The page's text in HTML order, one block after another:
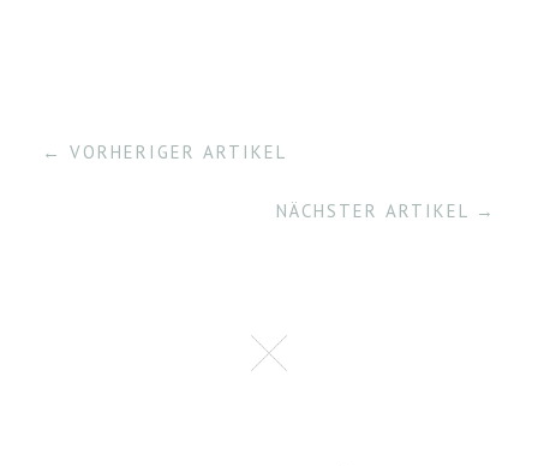
← VORHERIGER ARTIKEL
NÄCHSTER ARTIKEL →